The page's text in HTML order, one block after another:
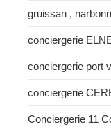
gruissan ,
conciergerie
conciergerie port
conciergerie
Conciergerie 11